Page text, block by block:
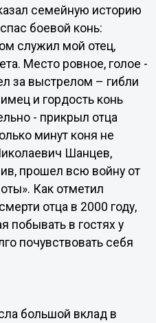
семейную историю
боевой конь:
служил мой отец,
Место ровное, голое -
за выстрелом – гибли
и гордость конь
- прикрыл отца
минут коня не
Шанцев,
прошел всю войну от
Как отметил
отца в 2000 году,
побывать в гостях у
почувствовать себя
большой вклад в